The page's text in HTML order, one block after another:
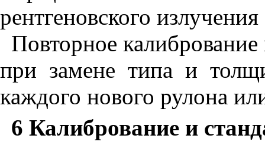
рентгеновского
Повторное
при замене типа и
каждого нового рулона
6 Калибрование и